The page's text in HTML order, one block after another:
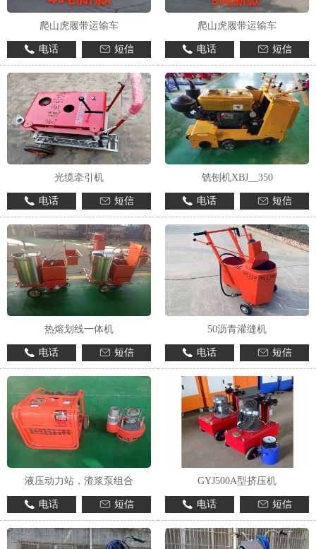
爬山虎履带运输车
电话 短信
爬山虎履带运输车
电话 短信
光缆牵引机
电话 短信
铣刨机XBJ__350
电话 短信
热熔划线一体机
电话 短信
50沥青灌缝机
电话 短信
液压动力站，渣浆泵组合
电话 短信
GYJ500A型挤压机
电话 短信